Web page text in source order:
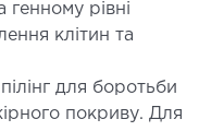
генному рівні
клітин та
для боротьби
покриву. Для